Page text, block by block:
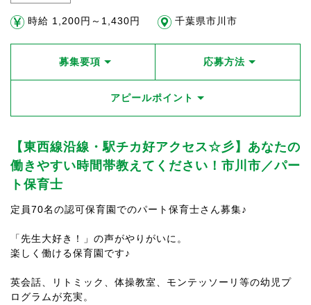
時給 1,200円～1,430円 千葉県市川市
募集要項 応募方法
アピールポイント
【東西線沿線・駅チカ好アクセス☆彡】あなたの
働きやすい時間帯教えてください！市川市／パー
ト保育士
定員70名の認可保育園でのパート保育士さん募集♪
「先生大好き！」の声がやりがいに。
楽しく働ける保育園です♪
英会話、リトミック、体操教室、モンテッソーリ等の幼児プ
ログラムが充実。